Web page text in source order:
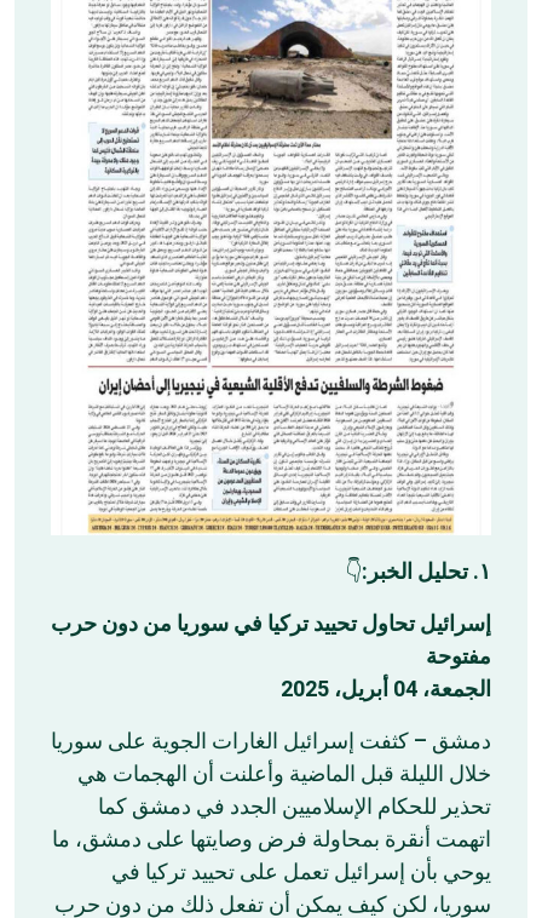
١. تحليل الخبر: 👇
إسرائيل تحاول تحييد تركيا في سوريا من دون حرب
مفتوحة
الجمعة، 04 أبريل، 2025
دمشق – كثفت إسرائيل الغارات الجوية على سوريا
خلال الليلة قبل الماضية وأعلنت أن الهجمات هي
تحذير للحكام الإسلاميين الجدد في دمشق كما
اتهمت أنقرة بمحاولة فرض وصايتها على دمشق، ما
يوحي بأن إسرائيل تعمل على تحييد تركيا في
سوريا، لكن كيف يمكن أن تفعل ذلك من دون حرب